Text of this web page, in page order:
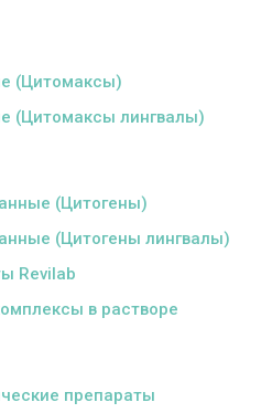
(Цитомаксы)
(Цитомаксы лингвалы)
(Цитогены)
(Цитогены лингвалы)
Revilab
в растворе
препараты